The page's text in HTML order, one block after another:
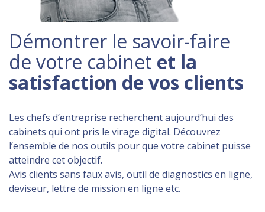
Démontrer le savoir-faire
de votre cabinet et la
satisfaction de vos clients
Les chefs d’entreprise recherchent aujourd’hui des
cabinets qui ont pris le virage digital. Découvrez
l’ensemble de nos outils pour que votre cabinet puisse
atteindre cet objectif.
Avis clients sans faux avis, outil de diagnostics en ligne,
deviseur, lettre de mission en ligne etc.